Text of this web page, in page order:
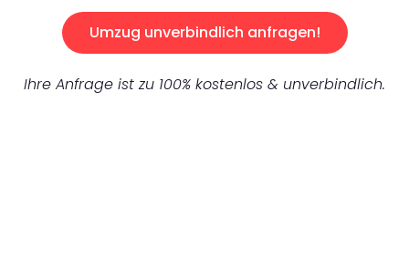
Umzug unverbindlich anfragen!
Ihre Anfrage ist zu 100% kostenlos & unverbindlich.